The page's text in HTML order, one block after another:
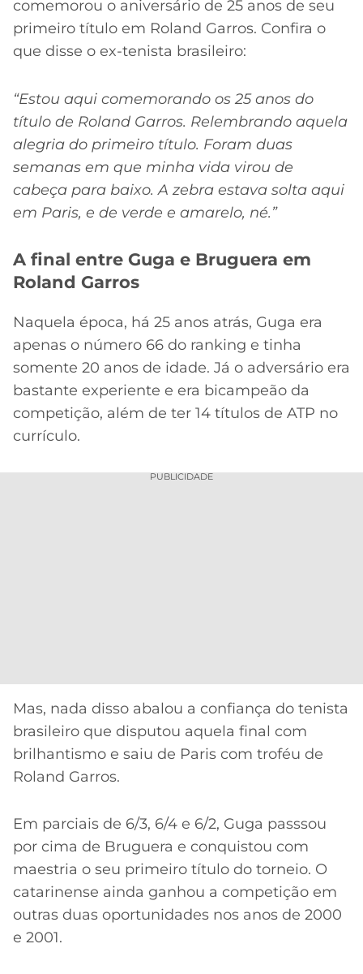
comemorou o aniversário de 25 anos de seu
primeiro título em Roland Garros. Confira o
que disse o ex-tenista brasileiro:
“Estou aqui comemorando os 25 anos do
título de Roland Garros. Relembrando aquela
alegria do primeiro título. Foram duas
semanas em que minha vida virou de
cabeça para baixo. A zebra estava solta aqui
em Paris, e de verde e amarelo, né.”
A final entre Guga e Bruguera em
Roland Garros
Naquela época, há 25 anos atrás, Guga era
apenas o número 66 do ranking e tinha
somente 20 anos de idade. Já o adversário era
bastante experiente e era bicampeão da
competição, além de ter 14 títulos de ATP no
currículo.
PUBLICIDADE
Mas, nada disso abalou a confiança do tenista
brasileiro que disputou aquela final com
brilhantismo e saiu de Paris com troféu de
Roland Garros.
Em parciais de 6/3, 6/4 e 6/2, Guga passsou
por cima de Bruguera e conquistou com
maestria o seu primeiro título do torneio. O
catarinense ainda ganhou a competição em
outras duas oportunidades nos anos de 2000
e 2001.